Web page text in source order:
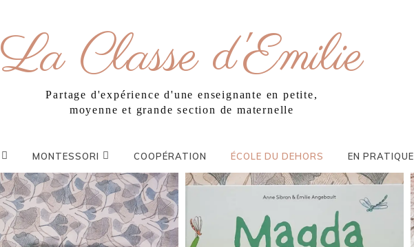
La Classe d'Emilie
Partage d'expérience d'une enseignante en petite,
moyenne et grande section de maternelle
MONTESSORI COOPÉRATION ÉCOLE DU DEHORS EN PRATIQUE